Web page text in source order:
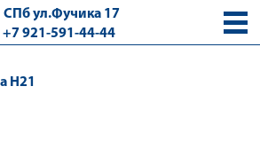
СПб ул.Фучика 17
+7 921-591-44-44
H21